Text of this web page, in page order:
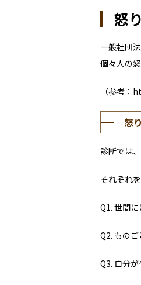
怒
一般社団
個々人の
（参考：
怒
診断では
それぞれ
Q1. 世間に
Q2. ものご
Q3. 自分